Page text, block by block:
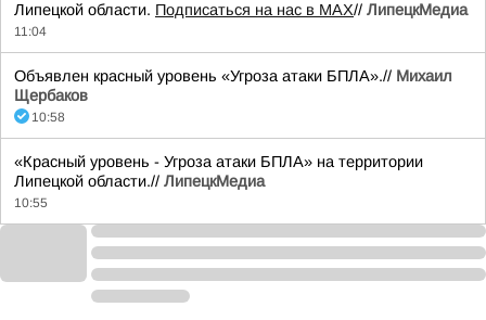
Липецкой области. Подписаться на нас в МАХ// ЛипецкМедиа
11:04
Объявлен красный уровень «Угроза атаки БПЛА».// Михаил
Щербаков
10:58
«Красный уровень - Угроза атаки БПЛА» на территории
Липецкой области.// ЛипецкМедиа
10:55